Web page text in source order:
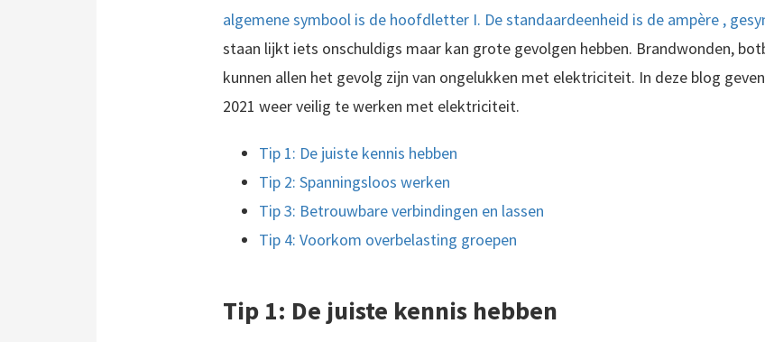
algemene symbool is de hoofdletter I. De standaardeenheid is de ampère ,
staan lijkt iets onschuldigs maar kan grote gevolgen hebben. Brandwonden,
kunnen allen het gevolg zijn van ongelukken met elektriciteit. In deze blog
2021 weer veilig te werken met elektriciteit.
Tip 1: De juiste kennis hebben
Tip 2: Spanningsloos werken
Tip 3: Betrouwbare verbindingen en lassen
Tip 4: Voorkom overbelasting groepen
Tip 1: De juiste kennis hebben